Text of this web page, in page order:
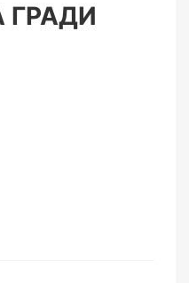
ГРАДИ